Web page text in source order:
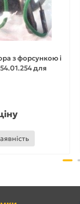
з форсункою і
для